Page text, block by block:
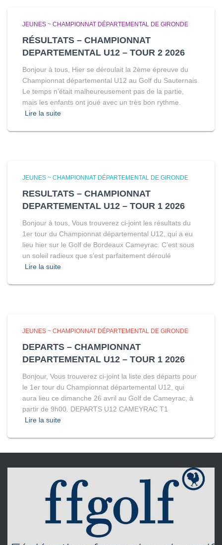
JEUNES ~ CHAMPIONNAT DÉPARTEMENTAL DE GIRONDE
RÉSULTATS – CHAMPIONNAT
DEPARTEMENTAL U12 – TOUR 2 2026
Bonjour à tous, Hier se déroulait la 2ème épreuve du
Championnat départemental U12 au Golf du Sauternais.
Le temps n’était malheureusement pas de la partie,
mais les enfants ont joué avec un très bon rythme.
Lire la suite
JEUNES ~ CHAMPIONNAT DÉPARTEMENTAL DE GIRONDE
RESULTATS – CHAMPIONNAT
DEPARTEMENTAL U12 – TOUR 1 2026
Bonjour à tous, Vous trouverez ci-joint les résultats du
1er tour du Championnat départemental U12, qui a eu
lieu hier sur le Golf de Bordeaux Cameyrac. C’est sous
un soleil radieux que s’est parfaitement déroulé
Lire la suite
JEUNES ~ CHAMPIONNAT DÉPARTEMENTAL DE GIRONDE
DEPARTS – CHAMPIONNAT
DEPARTEMENTAL U12 – TOUR 1 2026
Bonjour, Vous trouverez ci-joint la liste des départs pour
le 1er tour du Championnat départemental U12, qui
aura lieu ce dimanche 26 avril au Golf de Cameyrac, à
partir de 9h00. DEPARTS U12 CAMEYRAC T1
Lire la suite